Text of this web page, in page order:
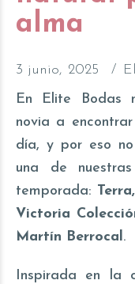
alma
3 junio, 2025
En Elite Bodas
novia a
día, y por eso
una de
temporada:
Victoria
Martín Berrocal.
Inspirada en la